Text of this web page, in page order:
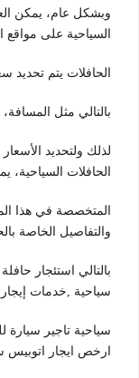
وبشكل عام، يمكن
السياحية على مواقع
الحافلات يتم تحديد
بالتالي مثل
لذلك ولتحديد
الحافلات السياحية،
المتخصصة في هذا
والتفاصيل الخاصة
بالتالي استئجار
سياحية ,خدمات
سياحية تاجير سيارة
ارخص ايجار